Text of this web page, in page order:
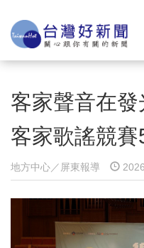
客家聲音在
客家歌謠競
地方中心／屏東報導